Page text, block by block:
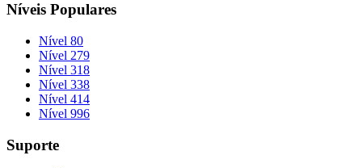
Níveis Populares
Nível 80
Nível 279
Nível 318
Nível 338
Nível 414
Nível 996
Suporte